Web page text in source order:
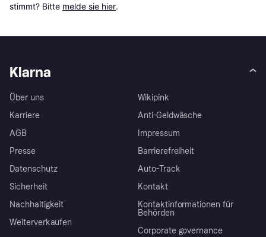
stimmt? Bitte melde sie hier.
Klarna
Über uns
Karriere
AGB
Presse
Datenschutz
Sicherheit
Nachhaltigkeit
Weiterverkaufen
Wikipink
Anti-Geldwäsche
Impressum
Barrierefreiheit
Auto-Track
Kontakt
Kontaktinformationen für
Behörden
Corporate governance